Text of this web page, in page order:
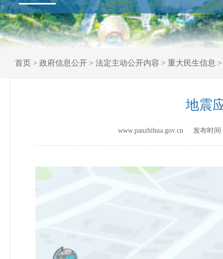
首页 > 政府信息公开 > 法定主动公开内容 > 重大民生信息
地震
www.panzhihua.gov.cn 发布时间